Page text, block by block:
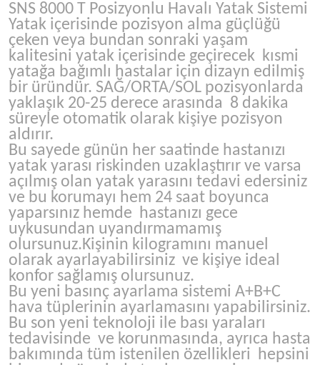
SNS 8000 T Posizyonlu Havalı Yatak Sistemi
Yatak içerisinde pozisyon alma güçlüğü
çeken veya bundan sonraki yaşam
kalitesini yatak içerisinde geçirecek kısmi
yatağa bağımlı hastalar için dizayn edilmiş
bir üründür. SAĞ/ORTA/SOL pozisyonlarda
yaklaşık 20-25 derece arasında 8 dakika
süreyle otomatik olarak kişiye pozisyon
aldırır.
Bu sayede günün her saatinde hastanızı
yatak yarası riskinden uzaklaştırır ve varsa
açılmış olan yatak yarasını tedavi edersiniz
ve bu korumayı hem 24 saat boyunca
yaparsınız hemde hastanızı gece
uykusundan uyandırmamamış
olursunuz.Kişinin kilogramını manuel
olarak ayarlayabilirsiniz ve kişiye ideal
konfor sağlamış olursunuz.
Bu yeni basınç ayarlama sistemi A+B+C
hava tüplerinin ayarlamasını yapabilirsiniz.
Bu son yeni teknoloji ile bası yaraları
tedavisinde ve korunmasında, ayrıca hasta
bakımında tüm istenilen özellikleri hepsini